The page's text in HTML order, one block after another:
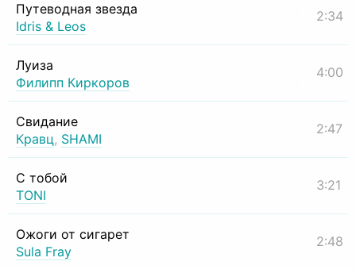
Путеводная звезда
Idris & Leos
2:34
Луиза
Филипп Киркоров
4:00
Свидание
Кравц, SHAMI
2:47
С тобой
TONI
3:21
Ожоги от сигарет
Sula Fray
2:48